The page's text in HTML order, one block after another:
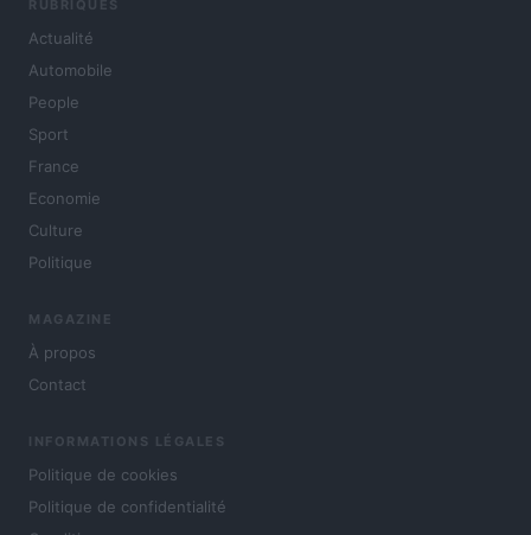
RUBRIQUES
Actualité
Automobile
People
Sport
France
Economie
Culture
Politique
MAGAZINE
À propos
Contact
INFORMATIONS LÉGALES
Politique de cookies
Politique de confidentialité